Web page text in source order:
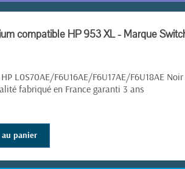
compatible HP 953 XL - Marque
L0S70AE/F6U16AE/F6U17AE/F6U18AE
fabriqué en France garanti 3 ans
panier